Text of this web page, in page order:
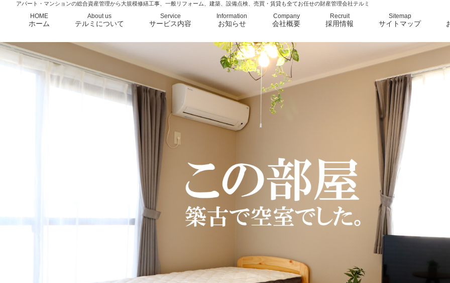
アパート・マンションの総合資産管理から大規模修繕工事、一般リフォーム、建築、設備点検、売買・賃貸も全てお任せの財産管理会社テルミ
HOME
ホーム
About us
テルミについて
Service
サービス内容
Information
お知らせ
Company
会社概要
Recruit
採用情報
Sitemap
サイトマップ